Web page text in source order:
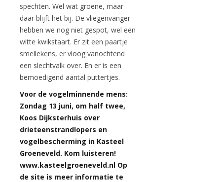
spechten. Wel wat groene, maar
daar blijft het bij. De vliegenvanger
hebben we nog niet gespot, wel een
witte kwikstaart. Er zit een paartje
smellekens, er vloog vanochtend
een slechtvalk over. En er is een
bemoedigend aantal puttertjes.
Voor de vogelminnende mens:
Zondag 13 juni, om half twee,
Koos Dijksterhuis over
drieteenstrandlopers en
vogelbescherming in Kasteel
Groeneveld. Kom luisteren!
www.kasteelgroeneveld.nl Op
de site is meer informatie te